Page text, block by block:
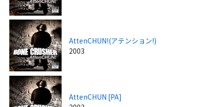
AttenCHUN!(アテンション!)
2003
AttenCHUN [PA]